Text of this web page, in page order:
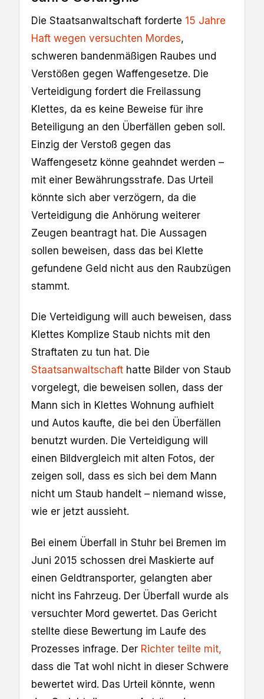
Die Staatsanwaltschaft forderte 15 Jahre
Haft wegen versuchten Mordes,
schweren bandenmäßigen Raubes und
Verstößen gegen Waffengesetze. Die
Verteidigung fordert die Freilassung
Klettes, da es keine Beweise für ihre
Beteiligung an den Überfällen geben soll.
Einzig der Verstoß gegen das
Waffengesetz könne geahndet werden –
mit einer Bewährungsstrafe. Das Urteil
könnte sich aber verzögern, da die
Verteidigung die Anhörung weiterer
Zeugen beantragt hat. Die Aussagen
sollen beweisen, dass das bei Klette
gefundene Geld nicht aus den Raubzügen
stammt.
Die Verteidigung will auch beweisen, dass
Klettes Komplize Staub nichts mit den
Straftaten zu tun hat. Die
Staatsanwaltschaft hatte Bilder von Staub
vorgelegt, die beweisen sollen, dass der
Mann sich in Klettes Wohnung aufhielt
und Autos kaufte, die bei den Überfällen
benutzt wurden. Die Verteidigung will
einen Bildvergleich mit alten Fotos, der
zeigen soll, dass es sich bei dem Mann
nicht um Staub handelt – niemand wisse,
wie er jetzt aussieht.
Bei einem Überfall in Stuhr bei Bremen im
Juni 2015 schossen drei Maskierte auf
einen Geldtransporter, gelangten aber
nicht ins Fahrzeug. Der Überfall wurde als
versuchter Mord gewertet. Das Gericht
stellte diese Bewertung im Laufe des
Prozesses infrage. Der Richter teilte mit,
dass die Tat wohl nicht in dieser Schwere
bewertet wird. Das Urteil könnte, wenn